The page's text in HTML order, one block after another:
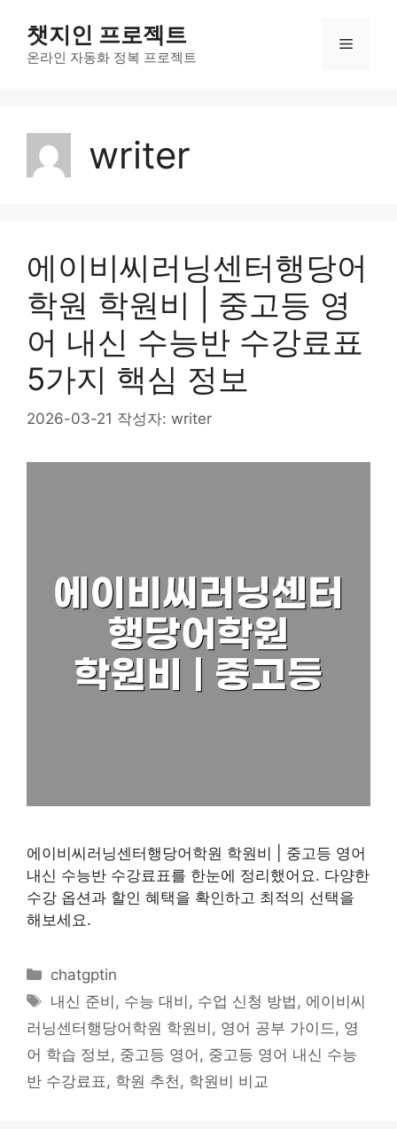
챗지인 프로젝트
온라인 자동화 정복 프로젝트
메
writer
에이비씨러닝센터행당어
학원 학원비 | 중고등 영
어 내신 수능반 수강료표
5가지 핵심 정보
2026-03-21 작성자: writer
에이비씨러닝센터행당어학원 학원비 | 중고등 영어
내신 수능반 수강료표를 한눈에 정리했어요. 다양한
수강 옵션과 할인 혜택을 확인하고 최적의 선택을
해보세요.
카
테
고
리
chatgptin
태
그
내신 준비 , 수능 대비 , 수업 신청 방법 , 에이비씨
러닝센터행당어학원 학원비 , 영어 공부 가이드 , 영
어 학습 정보 , 중고등 영어 , 중고등 영어 내신 수능
반 수강료표 , 학원 추천 , 학원비 비교